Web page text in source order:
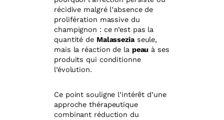
récidive malgré l’absence de
prolifération massive du
champignon : ce n’est pas la
quantité de Malasseziaseule,
mais la réaction de la peau à ses
produits qui conditionne
l’évolution.
Ce point souligne l’intérêt d’une
approche thérapeutique
combinant réduction du